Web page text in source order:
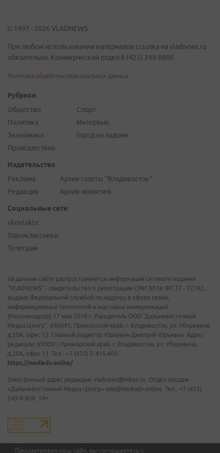
Просматривая наш сайт, вы соглашаетесь с
© 1997 - 2026 VLADNEWS
При любом использовании материалов ссылка на vladnews.ru
обязательна. Коммерческий отдел 8 (423) 249-8800
Политика обработки персональных данных
Рубрики
Общество
Политика
Экономика
Происшествия
Спорт
Интервью
Город на ладони
Издательство
Реклама
Редакция
Архив газеты "Владивосток"
Архив новостей
Социальные сети
vkontakte
Одноклассники
Телеграм
На данном сайте распространяется информация сетевого издания
"VLADNEWS" - свидетельство о регистрации СМИ ЭЛ № ФС 77 - 72742,
выдано Федеральной службой по надзору в сфере связи,
информационных технологий и массовых коммуникаций
(Роскомнадзор) 17 мая 2018 г. Учредитель ООО "Дальневосточный
Медиа Центр". 690091, Приморский край, г. Владивосток, ул. Уборевича,
д.20А, офис 13. Главный редактор Юркевич Дмитрий Юрьевич. Адрес
редакции: 690091, Приморский край, г. Владивосток, ул. Уборевича,
д.20А, офис 13. Тел.: +7 (423) 2-415-600.
https://mediadv.online/
Электронный адрес редакции: vladnews@inbox.ru. Отдел продаж
«Дальневосточный Медиа Центр» sale@mediadv.online. Тел.: +7 (423)
249-8-800. 18+